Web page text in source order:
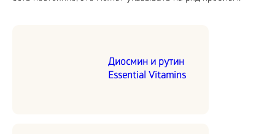
Диосмин и рутин
Essential Vitamins